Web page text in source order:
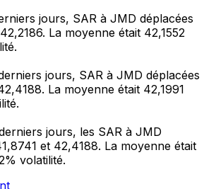
jours, SAR à JMD déplacées
La moyenne était 42,1552
jours, SAR à JMD déplacées
La moyenne était 42,1991
jours, les SAR à JMD
et 42,4188. La moyenne était
volatilité.